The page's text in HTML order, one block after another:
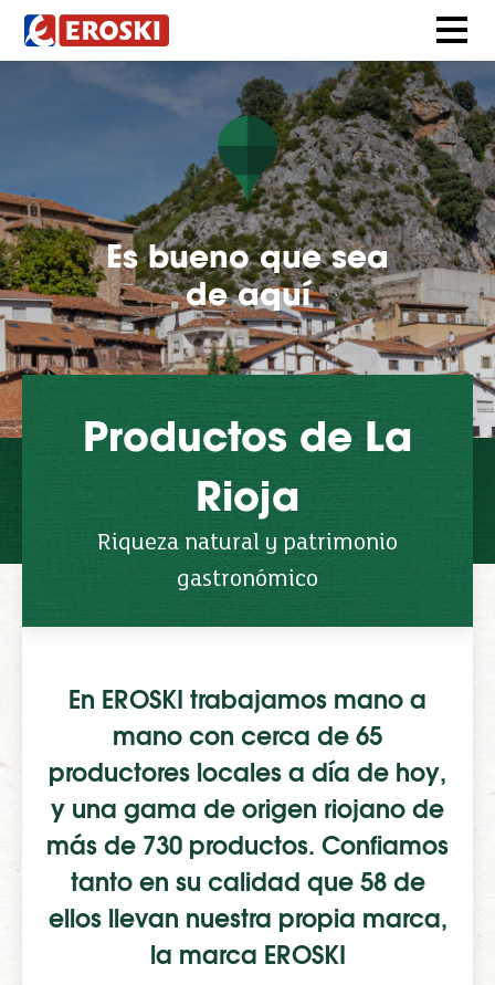
Es bueno que sea
de aquí
Productos de La
Rioja
Riqueza natural y patrimonio
gastronómico
En EROSKI trabajamos mano a
mano con cerca de 65
productores locales a día de hoy,
y una gama de origen riojano de
más de 730 productos. Confiamos
tanto en su calidad que 58 de
ellos llevan nuestra propia marca,
la marca EROSKI